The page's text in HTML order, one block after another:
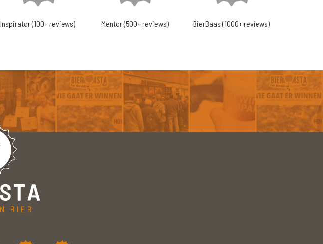
Inspirator (100+ reviews) Mentor (500+ reviews) BierBaas (1000+ reviews)